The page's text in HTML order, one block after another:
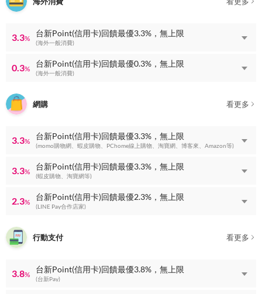
3.3%
台新Point(信用卡)回饋最優3.3%，無上限
(海外一般消費)
0.3%
台新Point(信用卡)回饋最優0.3%，無上限
(海外一般消費)
網購 看更多
3.3%
台新Point(信用卡)回饋最優3.3%，無上限
(momo購物網、蝦皮購物、PChome線上購物、淘寶網、博客來、Amazon等)
3.3%
台新Point(信用卡)回饋最優3.3%，無上限
(蝦皮購物、淘寶網等)
2.3%
台新Point(信用卡)回饋最優2.3%，無上限
(LINE Pay合作店家)
行動支付 看更多
3.8%
台新Point(信用卡)回饋最優3.8%，無上限
(台新Pay)